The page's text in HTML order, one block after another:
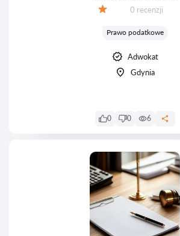
Recenzji:
0 recenzji
Prawo podatkowe
Adwokat
Gdynia
0 0 6